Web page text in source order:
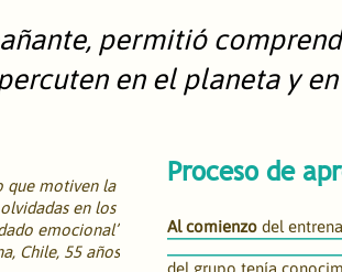
permitió
en el planeta y
que motiven la
en los
emocional”
Chile, 55 años
Proceso de
Al comienzo del
del grupo tenía